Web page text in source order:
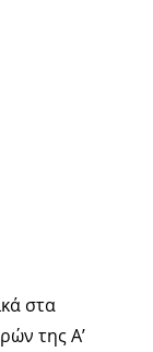
στα
της Α’